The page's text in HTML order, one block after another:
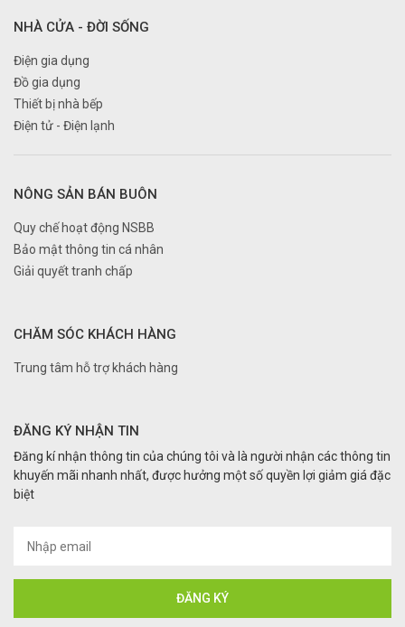
NHÀ CỬA - ĐỜI SỐNG
Điện gia dụng
Đồ gia dụng
Thiết bị nhà bếp
Điện tử - Điện lạnh
NÔNG SẢN BÁN BUÔN
Quy chế hoạt động NSBB
Bảo mật thông tin cá nhân
Giải quyết tranh chấp
CHĂM SÓC KHÁCH HÀNG
Trung tâm hỗ trợ khách hàng
ĐĂNG KÝ NHẬN TIN
Đăng kí nhận thông tin của chúng tôi và là người nhận các thông tin
khuyến mãi nhanh nhất, được hưởng một số quyền lợi giảm giá đặc
biệt